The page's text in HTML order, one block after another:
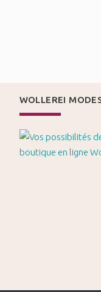
WOLLEREI